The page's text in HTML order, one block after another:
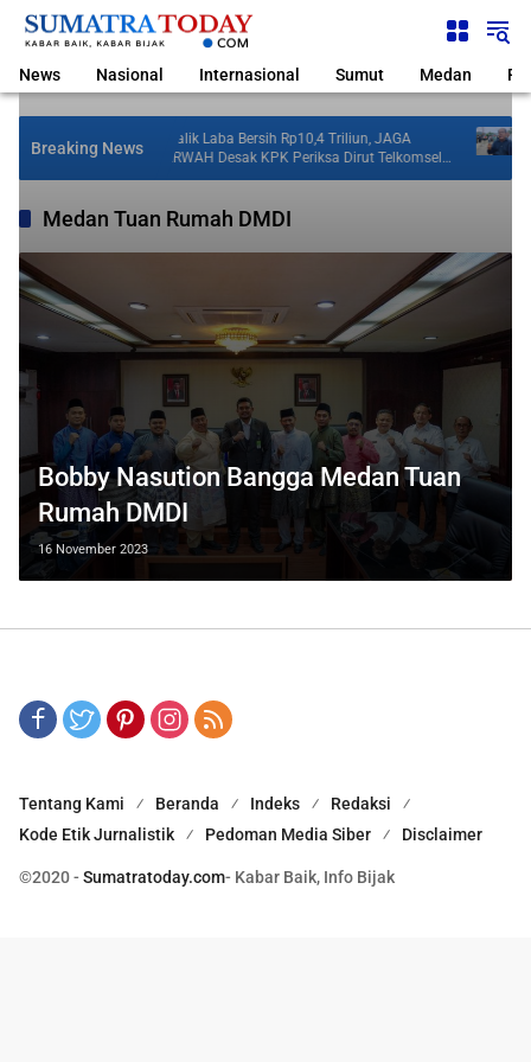
Langsung
News Nasional Internasional Sumut Medan
Breaking NewsDi Balik Laba Bersih Rp10,4 Triliun, JAGA
MARWAH Desak KPK Periksa Dirut Telkomsel
Nugroho Terkait Dugaan Kasus Notifikasi
Medan Tuan Rumah DMDI
Bobby Nasution Bangga Medan Tuan
Rumah DMDI
16 November 2023
Tentang Kami Beranda Indeks
Redaksi
Kode Etik Jurnalistik
Pedoman Media Siber Disclaimer
©2020 -Sumatratoday.com- Kabar Baik, Info Bijak